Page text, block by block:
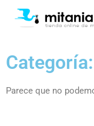
Parece que no